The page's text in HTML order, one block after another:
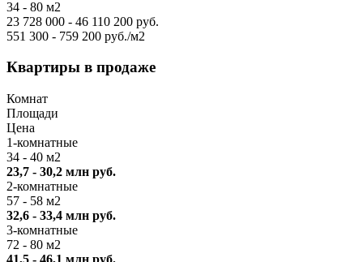
34 - 80 м2
23 728 000 - 46 110 200 руб.
551 300 - 759 200 руб./м2
Квартиры в продаже
Комнат
Площади
Цена
1-комнатные
34 - 40 м2
23,7 - 30,2 млн руб.
2-комнатные
57 - 58 м2
32,6 - 33,4 млн руб.
3-комнатные
72 - 80 м2